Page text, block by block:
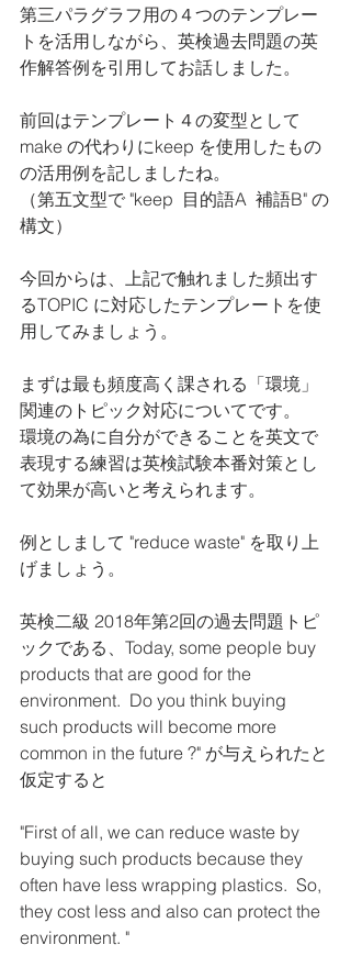
第三パラグラフ用の４つのテンプレー
トを活用しながら、英検過去問題の英
作解答例を引用してお話しました。
前回はテンプレート４の変型として
make の代わりにkeep を使用したもの
の活用例を記しましたね。
（第五文型で "keep  目的語A  補語B" の
構文）
今回からは、上記で触れました頻出す
るTOPIC に対応したテンプレートを使
用してみましょう。
まずは最も頻度高く課される「環境」
関連のトピック対応についてです。
環境の為に自分ができることを英文で
表現する練習は英検試験本番対策とし
て効果が高いと考えられます。
例としまして "reduce waste" を取り上
げましょう。
英検二級 2018年第2回の過去問題トピ
ックである、Today, some people buy
products that are good for the
environment.  Do you think buying
such products will become more
common in the future ?" が与えられたと
仮定すると
"First of all, we can reduce waste by
buying such products because they
often have less wrapping plastics.  So,
they cost less and also can protect the
environment. "